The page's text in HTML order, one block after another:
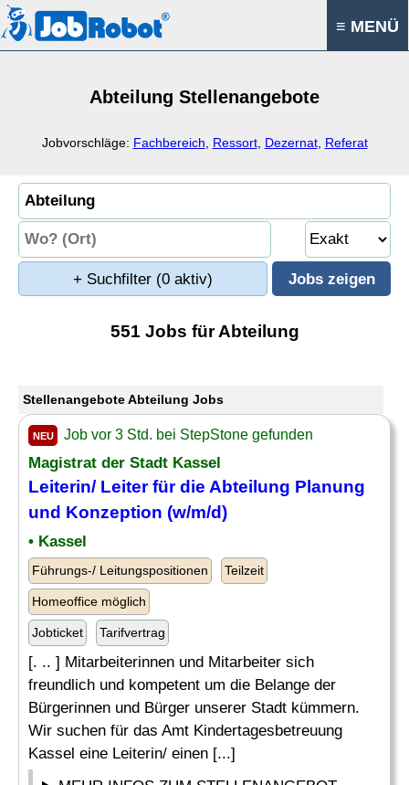
≡ MENÜ
Abteilung Stellenangebote
Jobvorschläge: Fachbereich Ressort, Dezernat, Referat
+ Suchfilter (0 aktiv)
551 Jobs für Abteilung
Stellenangebote Abteilung Jobs
NEU Job vor 3 Std. bei StepStone gefunden
Magistrat der Stadt Kassel
Leiterin/ Leiter für die Abteilung Planung
und Konzeption (w/m/d)
• Kassel
Führungs-/ Leitungspositionen Teilzeit
Homeoffice möglich
Jobticket Tarifvertrag
[. .. ] Mitarbeiterinnen und Mitarbeiter sich
freundlich und kompetent um die Belange der
Bürgerinnen und Bürger unserer Stadt kümmern.
Wir suchen für das Amt Kindertagesbetreuung
Kassel eine Leiterin/ einen [...]